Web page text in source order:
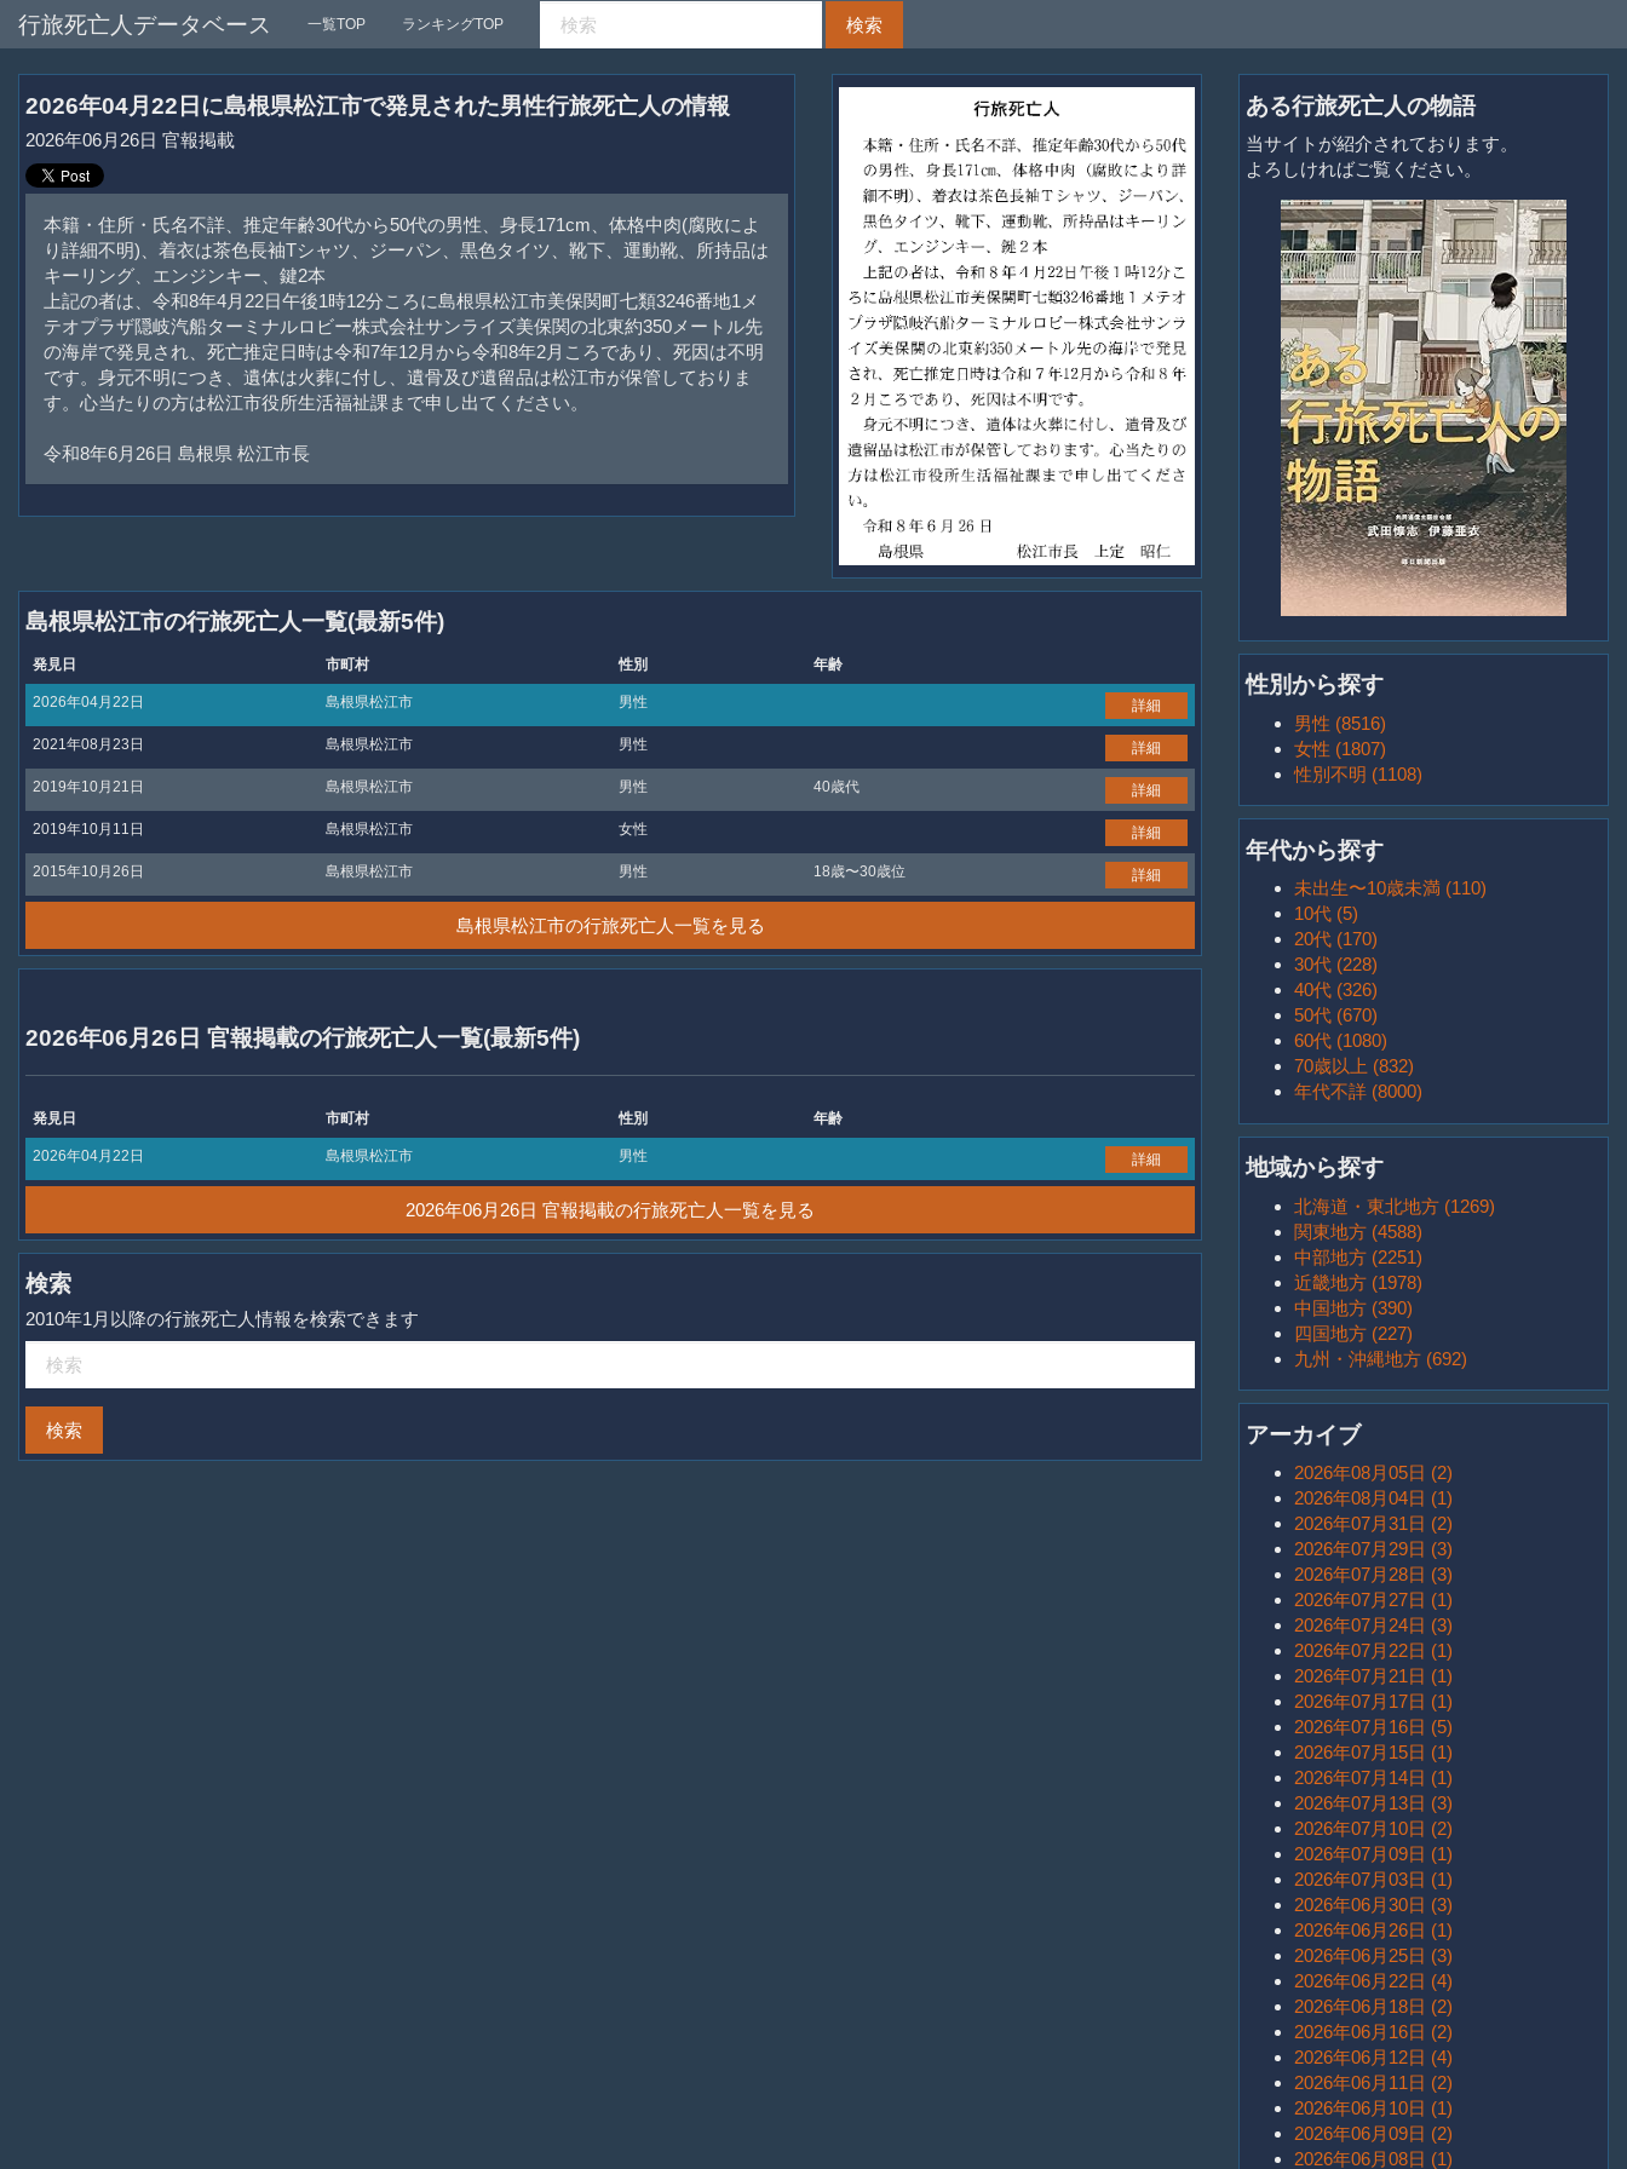
行旅死亡人データベース 一覧TOP ランキングTOP
2026年04月22日に島根県松江市で発見された男性行旅死亡人の情報
2026年06月26日 官報掲載
本籍・住所・氏名不詳、推定年齢30代から50代の男性、身長171cm、体格中肉(腐敗によ
り詳細不明)、着衣は茶色長袖Tシャツ、ジーパン、黒色タイツ、靴下、運動靴、所持品は
キーリング、エンジンキー、鍵2本
上記の者は、令和8年4月22日午後1時12分ころに島根県松江市美保関町七類3246番地1メ
テオプラザ隠岐汽船ターミナルロビー株式会社サンライズ美保関の北東約350メートル先
の海岸で発見され、死亡推定日時は令和7年12月から令和8年2月ころであり、死因は不明
です。身元不明につき、遺体は火葬に付し、遺骨及び遺留品は松江市が保管しておりま
す。心当たりの方は松江市役所生活福祉課まで申し出てください。
令和8年6月26日 島根県 松江市長
島根県松江市の行旅死亡人一覧(最新5件)
発見日 市町村 性別 年齢
2026年04月22日 島根県松江市 男性 詳細
2021年08月23日 島根県松江市 男性 詳細
2019年10月21日 島根県松江市 男性 40歳代 詳細
2019年10月11日 島根県松江市 女性 詳細
2015年10月26日 島根県松江市 男性 18歳〜30歳位 詳細
島根県松江市の行旅死亡人一覧を見る
2026年06月26日 官報掲載の行旅死亡人一覧(最新5件)
発見日 市町村 性別 年齢
2026年04月22日 島根県松江市 男性 詳細
2026年06月26日 官報掲載の行旅死亡人一覧を見る
検索
2010年1月以降の行旅死亡人情報を検索できます
ある行旅死亡人の物語
当サイトが紹介されております。
よろしければご覧ください。
性別から探す
男性 (8516)
女性 (1807)
性別不明 (1108)
年代から探す
未出生〜10歳未満 (110)
10代 (5)
20代 (170)
30代 (228)
40代 (326)
50代 (670)
60代 (1080)
70歳以上 (832)
年代不詳 (8000)
地域から探す
北海道・東北地方 (1269)
関東地方 (4588)
中部地方 (2251)
近畿地方 (1978)
中国地方 (390)
四国地方 (227)
九州・沖縄地方 (692)
アーカイブ
2026年08月05日 (2)
2026年08月04日 (1)
2026年07月31日 (2)
2026年07月29日 (3)
2026年07月28日 (3)
2026年07月27日 (1)
2026年07月24日 (3)
2026年07月22日 (1)
2026年07月21日 (1)
2026年07月17日 (1)
2026年07月16日 (5)
2026年07月15日 (1)
2026年07月14日 (1)
2026年07月13日 (3)
2026年07月10日 (2)
2026年07月09日 (1)
2026年07月03日 (1)
2026年06月30日 (3)
2026年06月26日 (1)
2026年06月25日 (3)
2026年06月22日 (4)
2026年06月18日 (2)
2026年06月16日 (2)
2026年06月12日 (4)
2026年06月11日 (2)
2026年06月10日 (1)
2026年06月09日 (2)
2026年06月08日 (1)